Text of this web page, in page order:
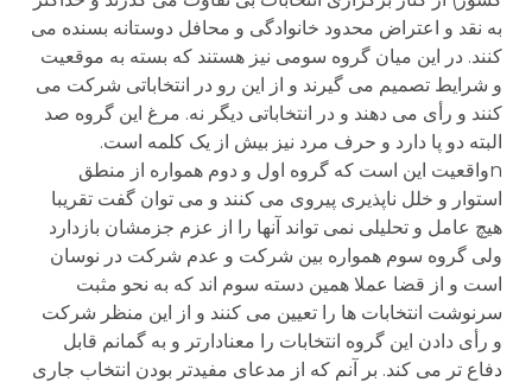
به نقد و اعتراض محدود خانوادگی و محافل دوستانه بسنده می
کنند. در این میان گروه سومی نیز هستند که بسته به موقعیت
و شرایط تصمیم می گیرند و از این رو در انتخاباتی شرکت می
کنند و رأی می دهند و در انتخاباتی دیگر نه. مرغ این گروه صد
البته دو پا دارد و حرف مرد نیز بیش از یک کلمه است.
nواقعیت این است که گروه اول و دوم همواره از منطق
استوار و خلل ناپذیری پیروی می کنند و می توان گفت تقریبا
هیچ عامل و تحلیلی نمی تواند آنها را از عزم جزمشان بازدارد
ولی گروه سوم همواره بین شرکت و عدم شرکت در نوسان
است و از قضا عملا همین دسته سوم اند که به نحو مثبت
سرنوشت انتخابات ها را تعیین می کنند و از این منظر شرکت
و رأی دادن این گروه انتخابات را معنادارتر و به گمانم قابل
دفاع تر می کند. بر آنم که از مدعای مفیدتر بودن انتخاب جاری